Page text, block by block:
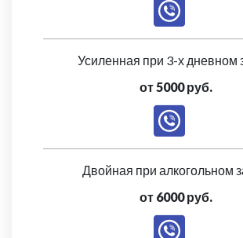
Усиленная при 3-х дневном
от 5000 руб.
Двойная при алкогольном
от 6000 руб.